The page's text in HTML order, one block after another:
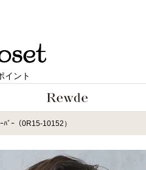
イント
ﾊﾞｰ（0R15-10152）